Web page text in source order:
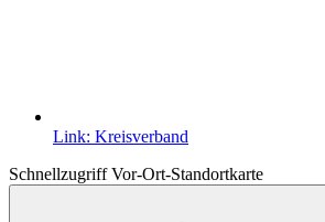
Link: Kreisverband
Schnellzugriff Vor-Ort-Standortkarte